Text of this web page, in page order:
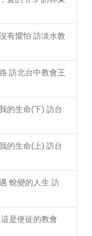
有懼怕 訪淡水教
訪北台中教會王
的生命(下) 訪台
的生命(上) 訪台
蛻變的人生 訪
是使徒的教會